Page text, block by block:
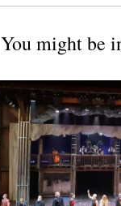
You might be